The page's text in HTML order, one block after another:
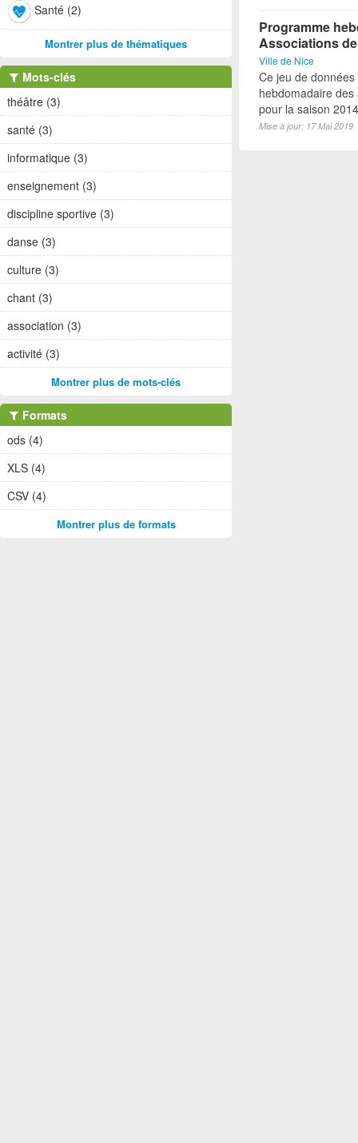
Programme
Associations
Ville de Nice
Ce jeu de
hebdomadaire
pour la saison
Mise à jour: 17 Mai 2019
Santé (2)
Montrer plus de thématiques
Mots-clés
théâtre (3)
santé (3)
informatique (3)
enseignement (3)
discipline sportive (3)
danse (3)
culture (3)
chant (3)
association (3)
activité (3)
Montrer plus de mots-clés
Formats
ods (4)
XLS (4)
CSV (4)
Montrer plus de formats